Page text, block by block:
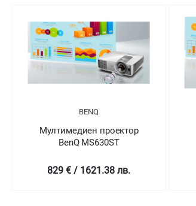
BENQ
Мултимедиен проектор
BenQ MS536
452.4 € / 884.82 лв.